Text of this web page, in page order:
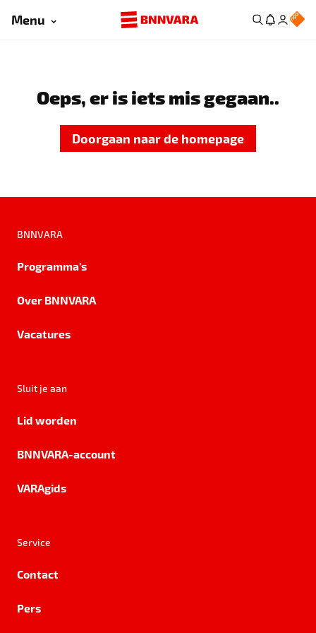
Menu
Oeps, er is iets mis gegaan..
Doorgaan naar de homepage
BNNVARA
Programma's
Over BNNVARA
Vacatures
Sluit je aan
Lid worden
BNNVARA-account
VARAgids
Service
Contact
Pers